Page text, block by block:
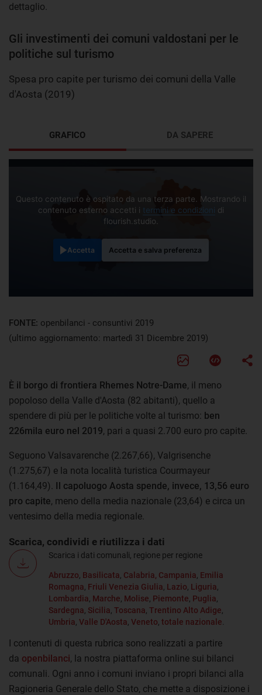
dettaglio.
Gli investimenti dei comuni valdostani per le
politiche sul turismo
Spesa pro capite per turismo dei comuni della Valle
d'Aosta (2019)
GRAFICO
Questo contenuto è ospitato da una terza parte. Mostrando il
contenuto esterno accetti i termini e condizioni di
flourish.studio.
Accetta Accetta e salva preferenza
DA SAPERE
FONTE: openbilanci - consuntivi 2019
(ultimo aggiornamento: martedì 31 Dicembre 2019)
È il borgo di frontiera Rhemes Notre-Dame, il meno
popoloso della Valle d'Aosta (82 abitanti), quello a
spendere di più per le politiche volte al turismo: ben
226mila euro nel 2019, pari a quasi 2.700 euro pro capite.
Seguono Valsavarenche (2.267,66), Valgrisenche
(1.275,67) e la nota località turistica Courmayeur
(1.164,49). Il capoluogo Aosta spende, invece, 13,56 euro
pro capite, meno della media nazionale (23,64) e circa un
ventesimo della media regionale.
Scarica, condividi e riutilizza i dati
Scarica i dati comunali, regione per regione
Abruzzo Basilicata Calabria, Campania Emilia
Romagna Friuli Venezia Giulia Lazio Liguria
Lombardia Marche Molise Piemonte Puglia
Sardegna Sicilia Toscana Trentino Alto Adige
Umbria Valle D'Aosta Veneto totale nazionale
I contenuti di questa rubrica sono realizzati a partire
da openbilanci, la nostra piattaforma online sui bilanci
comunali. Ogni anno i comuni inviano i propri bilanci alla
Ragioneria Generale dello Stato, che mette a disposizione i